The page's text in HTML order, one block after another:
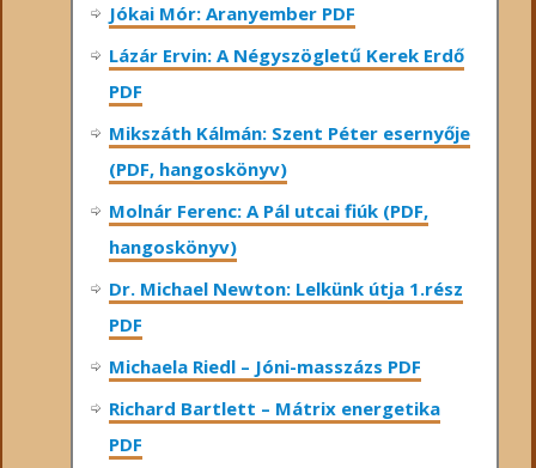
Jókai Mór: Aranyember PDF
Lázár Ervin: A Négyszögletű Kerek Erdő
PDF
Mikszáth Kálmán: Szent Péter esernyője
(PDF, hangoskönyv)
Molnár Ferenc: A Pál utcai fiúk (PDF,
hangoskönyv)
Dr. Michael Newton: Lelkünk útja 1.rész
PDF
Michaela Riedl – Jóni-masszázs PDF
Richard Bartlett – Mátrix energetika
PDF